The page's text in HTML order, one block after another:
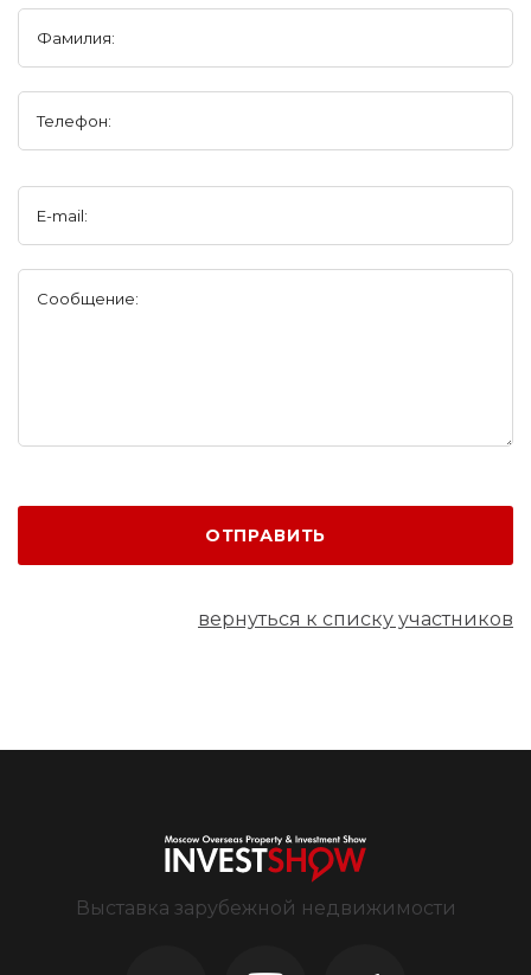
Фамилия:
Телефон:
E-mail:
Сообщение:
ОТПРАВИТЬ
вернуться к списку участников
Выставка зарубежной недвижимости